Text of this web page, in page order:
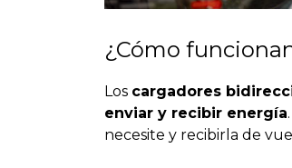
¿Cómo
Los cargadores
enviar y recibir energía
necesite y recibirla de